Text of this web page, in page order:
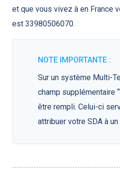
et que vous vivez à en France
est 33980506070.
NOTE IMPORTANTE :
Sur un système Multi-
champ supplémentaire
être rempli. Celui-ci
attribuer votre SDA à un